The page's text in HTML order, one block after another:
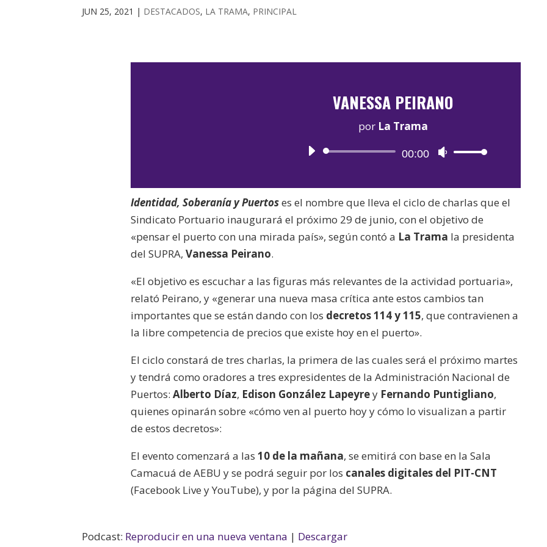
JUN 25, 2021 | DESTACADOS, LA TRAMA, PRINCIPAL
VANESSA PEIRANO
por La Trama
Reproductor
audio
00:00
Utiliza
teclas
de
flecha
arriba/abajo
Identidad, Soberanía y Puertoses el nombre que lleva el ciclo de charlas que el
Sindicato Portuario inaugurará el próximo 29 de junio, con el objetivo de
«pensar el puerto con una mirada país», según contó a La Trama la presidenta
del SUPRA,Vanessa Peirano.
«El objetivo es escuchar a las figuras más relevantes de la actividad portuaria»,
relató Peirano, y «generar una nueva masa crítica ante estos cambios tan
importantes que se están dando con los decretos 114 y 115, que contravienen a
la libre competencia de precios que existe hoy en el puerto».
El ciclo constará de tres charlas, la primera de las cuales será el próximo martes
y tendrá como oradores a tres expresidentes de la Administración Nacional de
Puertos:Alberto Díaz, Edison González Lapeyrey Fernando Puntigliano,
quienes opinarán sobre «cómo ven al puerto hoy y cómo lo visualizan a partir
de estos decretos»:
El evento comenzará a las10 de la mañana, se emitirá con base en la Sala
Camacuá de AEBU y se podrá seguir por los canales digitales del PIT-CNT
(Facebook Live y YouTube), y por la página del SUPRA.
Podcast: Reproducir en una nueva ventana | Descargar